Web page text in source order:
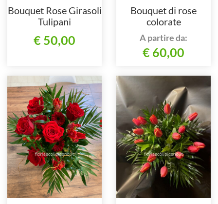
Bouquet Rose Girasoli
Tulipani
€ 50,00
Bouquet di rose
colorate
A partire da:
€ 60,00